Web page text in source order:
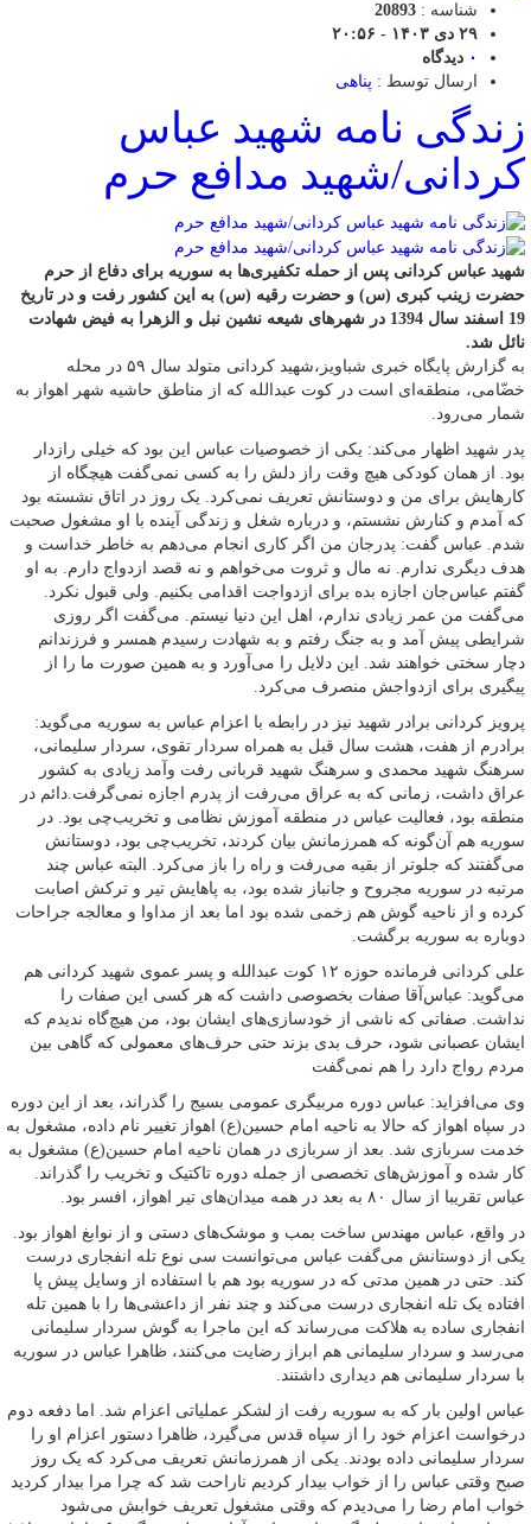
شناسه : 20893
۲۹ دی ۱۴۰۳ - ۲۰:۵۶
۰ دیدگاه
ارسال توسط : پناهی
زندگی نامه شهید عباس
کردانی/شهید مدافع حرم
شهید عباس کردانی پس از حمله تکفیری‌ها به سوریه برای دفاع از حرم
حضرت زینب کبری (س) و حضرت رقیه (س) به این کشور رفت و در تاریخ
19 اسفند سال 1394 در شهرهای شیعه نشین نبل و الزهرا به فیض شهادت
نائل شد.
به گزارش پایگاه خبری شباویز،شهید کردانی متولد سال ۵۹ در محله
خضّامی، منطقه‌ای است در کوت عبدالله که از مناطق حاشیه شهر اهواز به
شمار می‌رود.
پدر شهید اظهار می‌کند: یکی از خصوصیات عباس این بود که خیلی رازدار
بود. از همان کودکی هیچ وقت راز دلش را به کسی نمی‌گفت هیچگاه از
کارهایش برای من و دوستانش تعریف نمی‌کرد. یک روز در اتاق نشسته بود
که آمدم و کنارش نشستم، و درباره شغل و زندگی آینده با او مشغول صحبت
شدم. عباس گفت: پدرجان من اگر کاری انجام می‌دهم به خاطر خداست و
هدف دیگری ندارم. نه مال و ثروت می‌خواهم و نه قصد ازدواج دارم. به او
گفتم عباس‌جان اجازه بده برای ازدواجت اقدامی بکنیم. ولی قبول نکرد.
می‌گفت من عمر زیادی ندارم، اهل این دنیا نیستم. می‌گفت اگر روزی
شرایطی پیش آمد و به جنگ رفتم و به شهادت رسیدم همسر و فرزندانم
دچار سختی خواهند شد. این دلایل را می‌آورد و به همین صورت ما را از
پیگیری برای ازدواجش منصرف می‌کرد.
پرویز کردانی برادر شهید نیز در رابطه با اعزام عباس به سوریه می‌گوید:
برادرم از هفت، هشت سال قبل به همراه سردار تقوی، سردار سلیمانی،
سرهنگ شهید محمدی و سرهنگ شهید قربانی رفت وآمد زیادی به کشور
عراق داشت، زمانی که به عراق می‌رفت از پدرم اجازه نمی‌گرفت.دائم در
منطقه بود، فعالیت عباس در منطقه آموزش نظامی و تخریب‌چی بود. در
سوریه هم آن‌گونه که همرزمانش بیان کردند، تخریب‌چی بود، دوستانش
می‌گفتند که جلوتر از بقیه می‌رفت و راه را باز می‌کرد. البته عباس چند
مرتبه در سوریه مجروح و جانباز شده بود، به پاهایش تیر و ترکش اصابت
کرده و از ناحیه گوش هم زخمی شده بود اما بعد از مداوا و معالجه جراحات
دوباره به سوریه برگشت.
علی کردانی فرمانده حوزه ۱۲ کوت عبدالله و پسر عموی شهید کردانی هم
می‌گوید: عباس‌آقا صفات بخصوصی داشت که هر کسی این صفات را
نداشت. صفاتی که ناشی از خودسازی‌های ایشان بود، من هیچ‌گاه ندیدم که
ایشان عصبانی شود، حرف بدی بزند حتی حرف‌های معمولی که گاهی بین
مردم رواج دارد را هم نمی‌گفت
وی می‌افزاید: عباس دوره مربیگری عمومی بسیج را گذراند، بعد از این دوره
در سپاه اهواز که حالا به ناحیه امام حسین(ع) اهواز تغییر نام داده، مشغول به
خدمت سربازی شد. بعد از سربازی در همان ناحیه امام حسین(ع) مشغول به
کار شده و آموزش‌های تخصصی از جمله دوره تاکتیک و تخریب را گذراند.
عباس تقریبا از سال ۸۰ به بعد در همه میدان‌های تیر اهواز، افسر بود.
در واقع، عباس مهندس ساخت بمب و موشک‌های دستی و از نوابغ اهواز بود.
یکی از دوستانش می‌گفت عباس می‌توانست سی نوع تله انفجاری درست
کند. حتی در همین مدتی که در سوریه بود هم با استفاده از وسایل پیش پا
افتاده یک تله انفجاری درست می‌کند و چند نفر از داعشی‌ها را با همین تله
انفجاری ساده به هلاکت می‌رساند که این ماجرا به گوش سردار سلیمانی
می‌رسد و سردار سلیمانی هم ابراز رضایت می‌کنند، ظاهرا عباس در سوریه
با سردار سلیمانی هم دیداری داشتند.
عباس اولین بار که به سوریه رفت از لشکر عملیاتی اعزام شد. اما دفعه دوم
درخواست اعزام خود را از سپاه قدس می‌گیرد، ظاهرا دستور اعزام او را
سردار سلیمانی داده بودند. یکی از همرزمانش تعریف می‌کرد که یک روز
صبح وقتی عباس را از خواب بیدار کردیم ناراحت شد که چرا مرا بیدار کردید
خواب امام رضا را می‌دیدم که وقتی مشغول تعریف خوابش می‌شود